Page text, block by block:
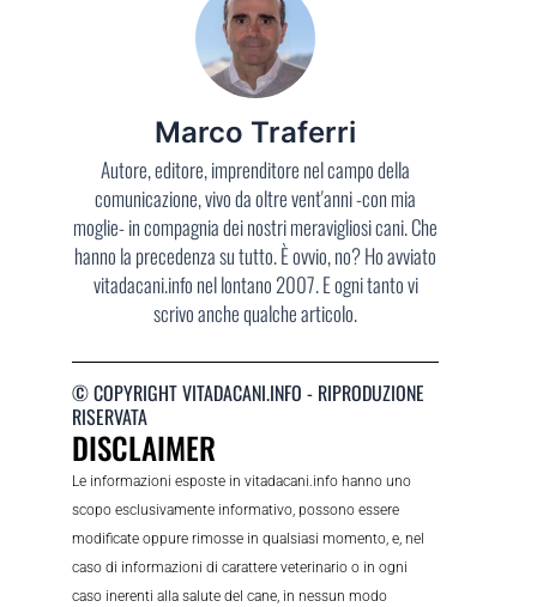
Marco Traferri
Autore, editore, imprenditore nel campo della
comunicazione, vivo da oltre vent'anni -con mia
moglie- in compagnia dei nostri meravigliosi cani. Che
hanno la precedenza su tutto. È ovvio, no? Ho avviato
vitadacani.info nel lontano 2007. E ogni tanto vi
scrivo anche qualche articolo.
© COPYRIGHT VITADACANI.INFO - RIPRODUZIONE
RISERVATA
DISCLAIMER
Le informazioni esposte in vitadacani.info hanno uno
scopo esclusivamente informativo, possono essere
modificate oppure rimosse in qualsiasi momento, e, nel
caso di informazioni di carattere veterinario o in ogni
caso inerenti alla salute del cane, in nessun modo